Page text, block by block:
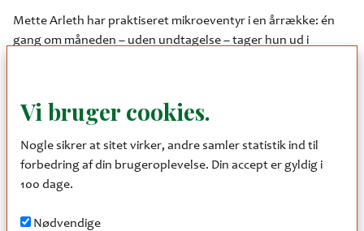
Mette Arleth har praktiseret mikroeventyr i en årrække: én
gang om måneden – uden undtagelse – tager hun ud i
kommer i gang med at skabe store naturoplevelser i dit eget
Spændende foredragsaften, der åbner fantastiske
ikke fået et nyt liv… men det er tæt på!
Vi bruger cookies.
Nogle sikrer at sitet virker, andre samler statistik ind til
forbedring af din brugeroplevelse. Din accept er gyldig i
100 dage.
Nødvendige